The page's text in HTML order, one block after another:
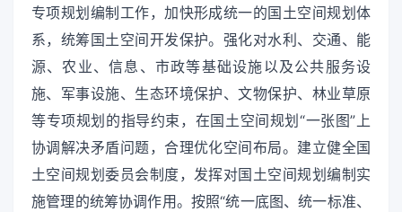
专项规划编制工作，加快形成统一的国土空间规划体
系，统筹国土空间开发保护。强化对水利、交通、能
源、农业、信息、市政等基础设施以及公共服务设
施、军事设施、生态环境保护、文物保护、林业草原
等专项规划的指导约束，在国土空间规划“一张图”上
协调解决矛盾问题，合理优化空间布局。建立健全国
土空间规划委员会制度，发挥对国土空间规划编制实
施管理的统筹协调作用。按照“统一底图、统一标准、